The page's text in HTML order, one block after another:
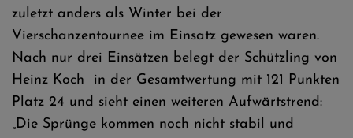
zuletzt anders als Winter bei der
Vierschanzentournee im Einsatz gewesen waren.
Nach nur drei Einsätzen belegt der Schützling von
Heinz Koch in der Gesamtwertung mit 121 Punkten
Platz 24 und sieht einen weiteren Aufwärtstrend:
„Die Sprünge kommen noch nicht stabil und